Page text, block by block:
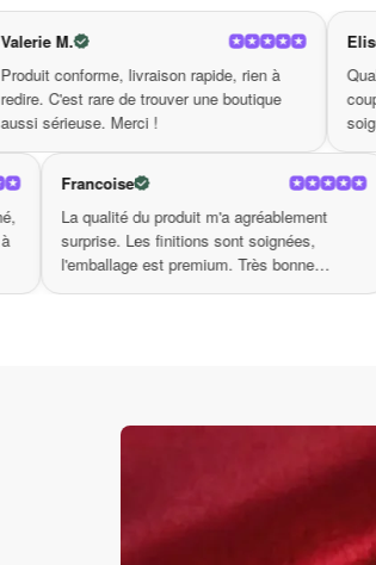
et laissez-le être le complice de votre
rapide, rien à
une boutique
!
Elise
Qualité de fabrication
coup d'œil. On voit que
soigné. Très bonne
très soigné,
parfait du début à
La qualité du produit
surprise. Les finitions
l'emballage est